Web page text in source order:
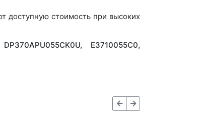
доступную стоимость при высоких
E3710055C0,